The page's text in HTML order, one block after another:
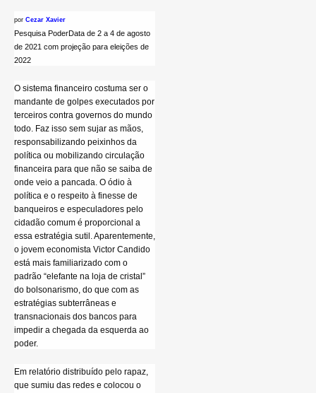
por Cezar Xavier
Pesquisa PoderData de 2 a 4 de agosto
de 2021 com projeção para eleições de
2022
O sistema financeiro costuma ser o
mandante de golpes executados por
terceiros contra governos do mundo
todo. Faz isso sem sujar as mãos,
responsabilizando peixinhos da
política ou mobilizando circulação
financeira para que não se saiba de
onde veio a pancada. O ódio à
política e o respeito à finesse de
banqueiros e especuladores pelo
cidadão comum é proporcional a
essa estratégia sutil. Aparentemente,
o jovem economista Victor Candido
está mais familiarizado com o
padrão “elefante na loja de cristal”
do bolsonarismo, do que com as
estratégias subterrâneas e
transnacionais dos bancos para
impedir a chegada da esquerda ao
poder.
Em relatório distribuído pelo rapaz,
que sumiu das redes e colocou o